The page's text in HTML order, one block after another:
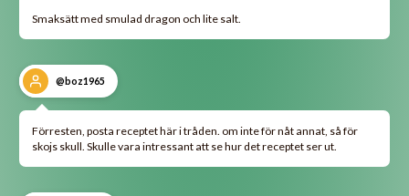
Smaksätt med smulad dragon och lite salt.
@boz1965
Förresten, posta receptet här i tråden. om inte för nåt annat, så för
skojs skull. Skulle vara intressant att se hur det receptet ser ut.